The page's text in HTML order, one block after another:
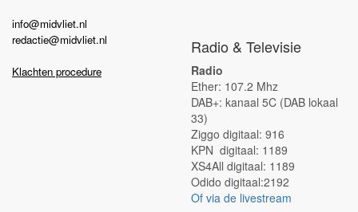
info@midvliet.nl
redactie@midvliet.nl
Klachten procedure
Radio & Televisie
Radio
Ether: 107.2 Mhz
DAB+: kanaal 5C (DAB lokaal
33)
Ziggo digitaal: 916
KPN digitaal: 1189
XS4All digitaal: 1189
Odido digitaal:2192
Of via de livestream